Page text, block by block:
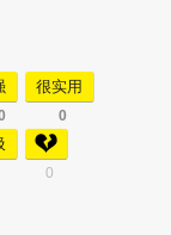
很实用
0
0